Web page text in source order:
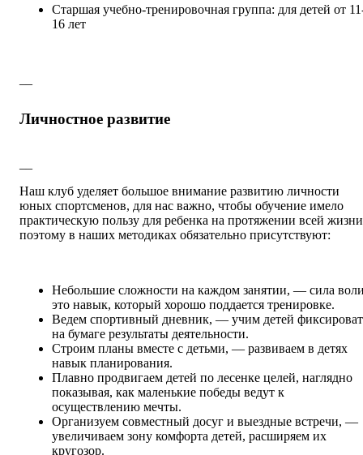
Старшая учебно-тренировочная группа: для детей от
16 лет
Личностное развитие
Наш клуб уделяет большое внимание развитию личности
юных спортсменов, для нас важно, чтобы обучение имело
практическую пользу для ребенка на протяжении всей
поэтому в наших методиках обязательно присутствуют:
Небольшие сложности на каждом занятии, — сила
это навык, который хорошо поддается тренировке.
Ведем спортивный дневник, — учим детей
на бумаге результаты деятельности.
Строим планы вместе с детьми, — развиваем в детях
навык планирования.
Плавно продвигаем детей по лесенке целей, наглядно
показывая, как маленькие победы ведут к
осуществлению мечты.
Организуем совместный досуг и выездные встречи, —
увеличиваем зону комфорта детей, расширяем их
кругозор.